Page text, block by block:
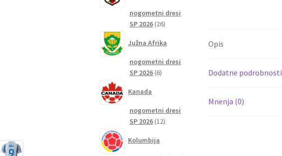
Opis
Dodatne podrobnosti
Mnenja (0)
nogometni dresi
SP 2026 2626
Južna Afrika
nogometni dresi
SP 2026 66
Kanada
nogometni dresi
SP 2026 1212
Kolumbija